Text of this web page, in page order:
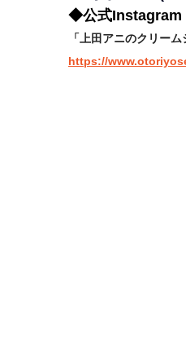
◆公式Instagram
「上田アニのクリー
https://